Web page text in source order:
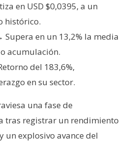
en USD $0,0395, a un
histórico.
en un 13,2% la media
acumulación.
del 183,6%,
en su sector.
una fase de
tras registrar un rendimiento
un explosivo avance del